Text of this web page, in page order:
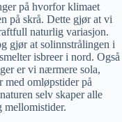
på hvorfor klimaet
på skrå. Dette gjør at vi
naturlig variasjon.
gjør at solinnstrålingen i
isbreer i nord. Også
er vi nærmere sola,
med omløpstider på
selv skaper alle
mellomistider.